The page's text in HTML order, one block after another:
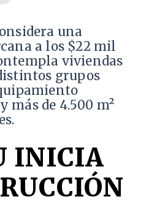
una
a los $22 mil
viviendas
grupos
más de 4.500 m²
INICIA